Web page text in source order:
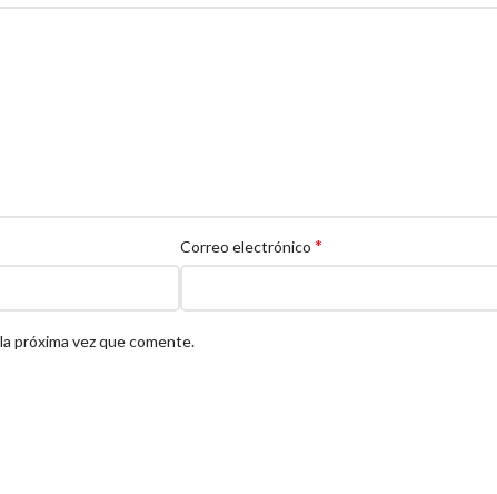
Correo electrónico *
próxima vez que comente.